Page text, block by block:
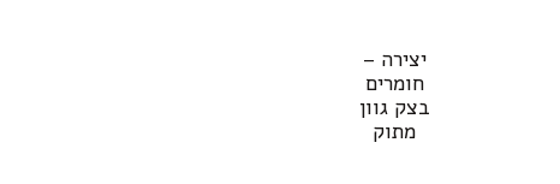
יצירה –
חומרים
בצק גוון
מתוק